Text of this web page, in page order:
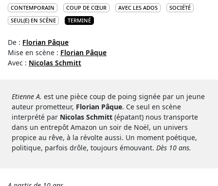
CONTEMPORAIN COUP DE CŒUR AVEC LES ADOS
SOCIÉTÉ
SEUL(E) EN SCÈNE
TERMINÉ
De : Florian Pâque
Mise en scène : Florian Pâque
Avec : Nicolas Schmitt
Etienne A. est une pièce coup de poing signée par un jeune
auteur prometteur, Florian Pâque. Ce seul en scène
interprété par Nicolas Schmitt (épatant) nous transporte
dans un entrepôt Amazon un soir de Noël, un univers
propice au rêve, à la révolte aussi. Un moment poétique,
politique, parfois drôle, toujours émouvant. Dès 10 ans.